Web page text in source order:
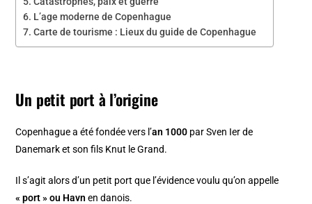
L’age moderne de Copenhague
Carte de tourisme : Lieux du guide de Copenhague
Un petit port à l’origine
Copenhaguea été fondée vers l’an 1000 par Sven Ier de
Danemark et son fils Knut le Grand.
Il s’agit alors d’un petit port que l’évidence voulu qu’on appelle
« port » ou Havn en danois.